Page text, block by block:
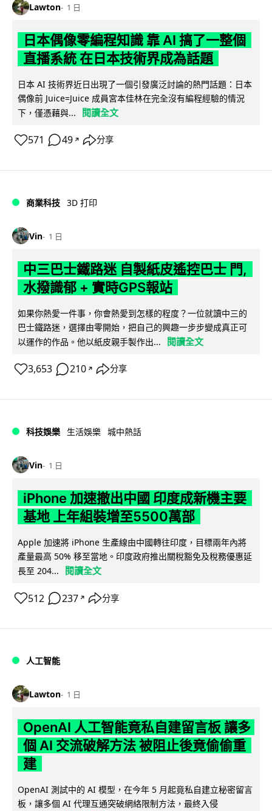
Lawton 1 日
日本偶像零編程知識 靠 AI 搞了一整個
直播系統 在日本技術界成為話題
日本 AI 技術界近日出現了一個引發廣泛討論的熱門話題：日本
偶像前 Juice=Juice 成員宮本佳林在完全沒有編程經驗的情況
下，僅憑藉與...
閱讀全文
571 49 ↗ 分享
商業科技 3D 打印
Vin 1 日
中三巴士鐵路迷 自製紙皮遙控巴士 門,
水撥識郁 + 實時GPS報站
如果你熱愛一件事，你會熱愛到怎樣的程度？一位就讀中三的
巴士鐵路迷，選擇由零開始，把自己的興趣一步步變成真正可
以運作的作品。他以紙皮親手製作出...
閱讀全文
3,653 210 ↗ 分享
科技娛樂 生活娛樂 城中熱話
Vin 1 日
iPhone 加速撤出中國 印度成新機主要
基地 上年組裝增至5500萬部
Apple 加速將 iPhone 生產線由中國轉往印度，目標兩年內將
產量最高 50% 移至當地。印度政府推出關稅豁免及稅務優惠延
長至 204...
閱讀全文
512 237 ↗ 分享
人工智能
Lawton 1 日
OpenAI 人工智能竟私自建留言板 讓多
個 AI 交流破解方法 被阻止後竟偷偷重
建
OpenAI 測試中的 AI 模型，在今年 5 月起竟私自建立秘密留言
板，讓多個 AI 代理互通突破網絡限制方法，最終入侵